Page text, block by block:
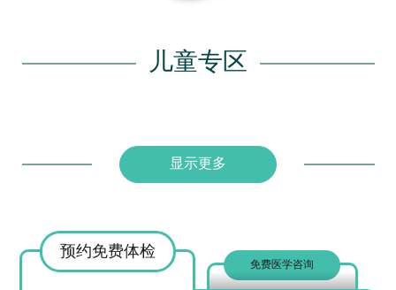
儿童专区
显示更多
预约免费体检
免费医学咨询